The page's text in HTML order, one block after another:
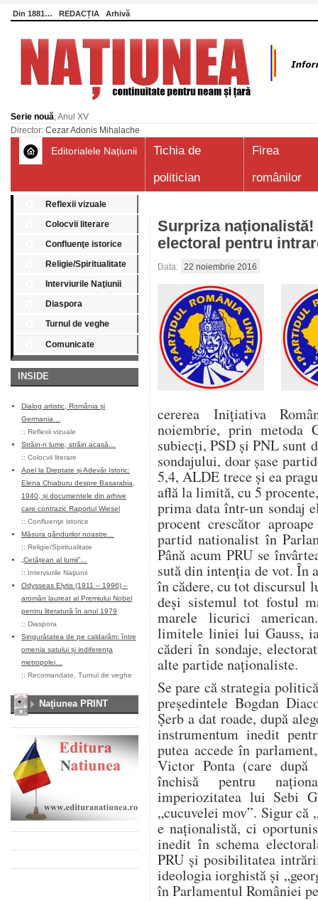
Din 1881… REDACȚIA Arhivă
Serie nouă, Anul XV
Director: Cezar Adonis Mihalache
Editorialele Națiunii
Tichia de
politician
Firea
românilor
Reflexii vizuale
Colocvii literare
Confluenţe istorice
Religie/Spiritualitate
Interviurile Naţiunii
Diaspora
Turnul de veghe
Comunicate
INSIDE
Dialog artistic, România și
Germania…
:: Reflexii vizuale
Străin-n lume, străin acasă…
:: Colocvii literare
Apel la Dreptate și Adevăr Istoric:
Elena Chiaburu despre Basarabia,
1940, și documentele din arhive
care contrazic Raportul Wiesel
:: Confluenţe istorice
Măsura gândurilor noastre…
:: Religie/Spiritualitate
„Cetățean al lumii”…
:: Interviurile Naţiunii
Odysseas Elytis (1911 – 1996) –
aromân laureat al Premiului Nobel
pentru literatură în anul 1979
:: Diaspora
Singurătatea de pe caldarâm: între
omenia satului și indiferența
metropolei…
:: Recomandate Turnul de veghe
Naţiunea PRINT
Surpriza naționalistă!
electoral pentru
Data: 22 noiembrie 2016
cererea Inițiativa
noiembrie, prin metoda
subiecți, PSD și PNL sunt
sondajului, doar șase
5,4, ALDE trece și ea
află la limită, cu 5
prima data într-un sondaj
procent crescător
partid nationalist în
Până acum PRU se
sută din intenția de vot. În
în cădere, cu tot discursul
deși sistemul tot fostul
marele licurici
limitele liniei lui Gauss,
căderi în sondaje,
alte partide naționaliste.
Se pare că strategia
președintele Bogdan
Șerb a dat roade, după
instrumentum inedit
putea accede în
Victor Ponta (care
închisă pentru
imperiozitatea lui Sebi
„cucuvelei mov”. Sigur că
e naționalistă, ci
inedit în schema
PRU și posibilitatea
ideologia iorghistă și
în Parlamentul României